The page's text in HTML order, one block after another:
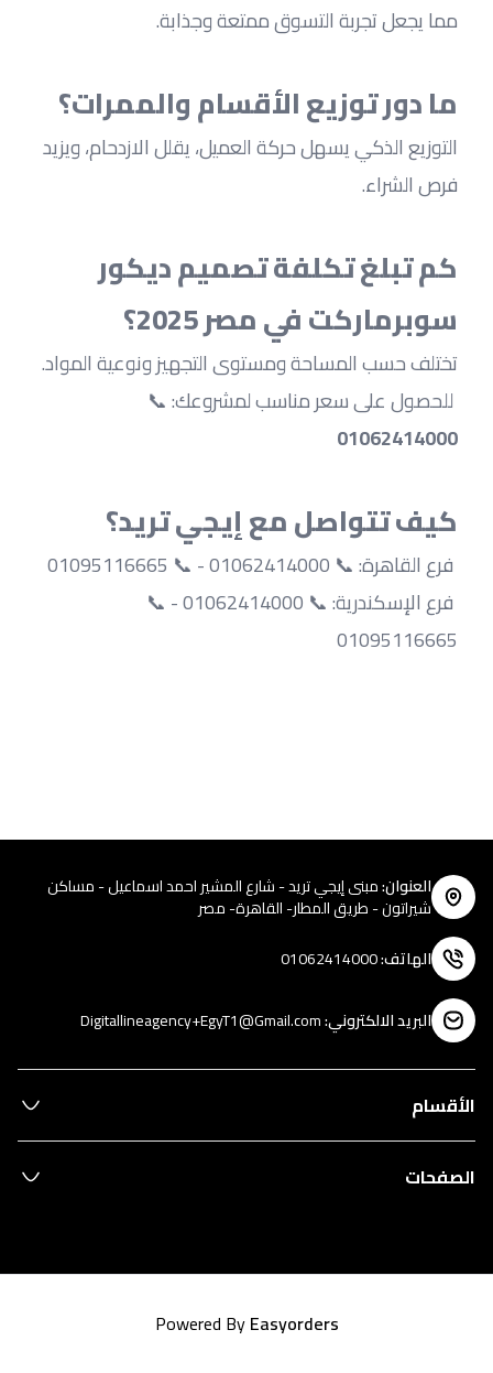
مما يجعل تجربة التسوق ممتعة وجذابة.
ما دور توزيع الأقسام والممرات؟
فرص الشراء.
كم تبلغ تكلفة تصميم ديكور
سوبرماركت في مصر 2025؟
تختلف حسب المساحة ومستوى التجهيز ونوعية المواد.
01062414000
كيف تتواصل مع إيجي تريد؟
فرع القاهرة: 📞 01062414000 - 📞 01095116665
01095116665
العنوان:مبنى إيجي تريد - شارع المشير احمد اسماعيل - مساكن
شيراتون - طريق المطار- القاهرة- مصر
الهاتف:
01062414000
البريد الالكتروني:
Digitallineagency+EgyT1@Gmail.com
الأقسام
الصفحات
Powered ByEasyorders